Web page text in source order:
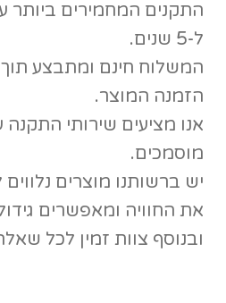
התקנים המחמירים ביותר
ל-5 שנים.
הזמנה המוצר.
אנו מציעים שירותי התקנה
מוסמכים.
יש ברשותנו מוצרים
את החוויה ומאפשרים
ובנוסף צוות זמין לכל